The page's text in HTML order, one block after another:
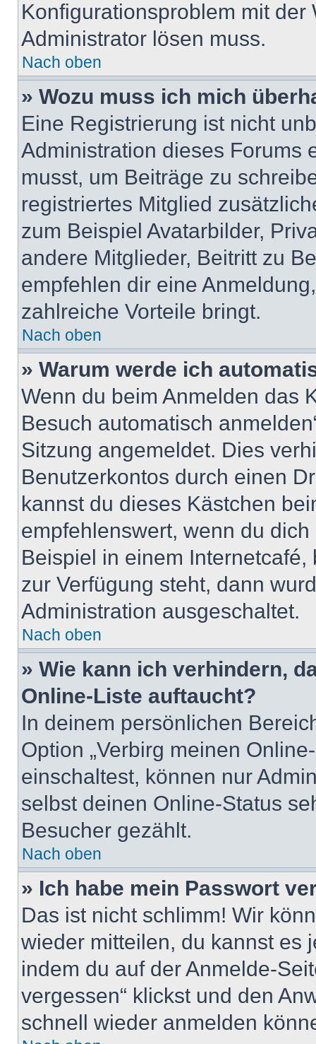
Konfigurationsproblem mit
Administrator lösen muss.
Nach oben
» Wozu muss ich mich
Eine Registrierung ist nicht
Administration dieses Forums
musst, um Beiträge zu
registriertes Mitglied
zum Beispiel Avatarbilder,
andere Mitglieder, Beitritt zu
empfehlen dir eine
zahlreiche Vorteile bringt.
Nach oben
» Warum werde ich
Wenn du beim Anmelden das
Besuch automatisch
Sitzung angemeldet. Dies
Benutzerkontos durch einen
kannst du dieses Kästchen
empfehlenswert, wenn du
Beispiel in einem
zur Verfügung steht, dann
Administration ausgeschaltet.
Nach oben
» Wie kann ich verhindern,
Online-Liste auftaucht?
In deinem persönlichen
Option „Verbirg meinen
einschaltest, können nur
selbst deinen Online-Status
Besucher gezählt.
Nach oben
» Ich habe mein Passwort
Das ist nicht schlimm! Wir
wieder mitteilen, du kannst es
indem du auf der Anmelde-
vergessen“ klickst und den
schnell wieder anmelden